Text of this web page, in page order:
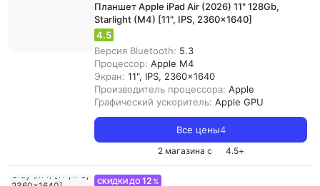
Планшет Apple iPad Air (2026) 11" 128Gb,
Starlight (M4) [11", IPS, 2360x1640]
4.5
Версия Bluetooth: 5.3
Процессор: Apple M4
Экран: 11", IPS, 2360x1640
Производитель процессора: Apple
Графический ускоритель: Apple GPU
Все цены4
2 магазина с 4.5+
СКИДКИ ДО12 %